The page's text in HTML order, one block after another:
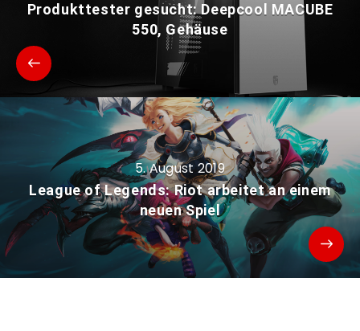
Produkttester gesucht: Deepcool MACUBE
550, Gehäuse
5. August 2019
League of Legends: Riot arbeitet an einem
neuen Spiel